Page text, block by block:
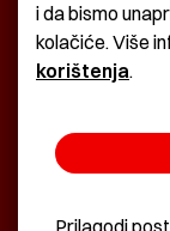
BAŠTARDINI
KRASNA
i da bismo
kolačiće. Više
korištenja.
Prilagodi